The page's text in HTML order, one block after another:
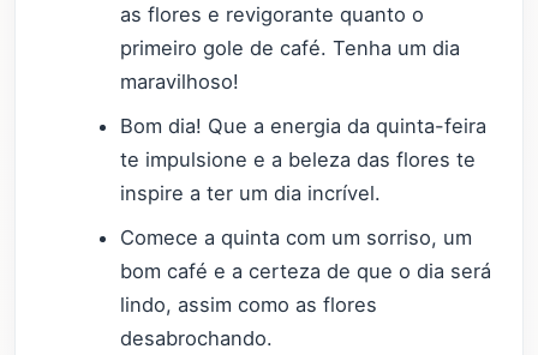
as flores e revigorante quanto o
primeiro gole de café. Tenha um dia
maravilhoso!
Bom dia! Que a energia da quinta-feira
te impulsione e a beleza das flores te
inspire a ter um dia incrível.
Comece a quinta com um sorriso, um
bom café e a certeza de que o dia será
lindo, assim como as flores
desabrochando.